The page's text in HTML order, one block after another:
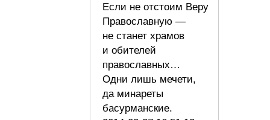
Если не отстоим Веру
Православную —
не станет храмов
и обителей
православных…
Одни лишь мечети,
да минареты
басурманские.